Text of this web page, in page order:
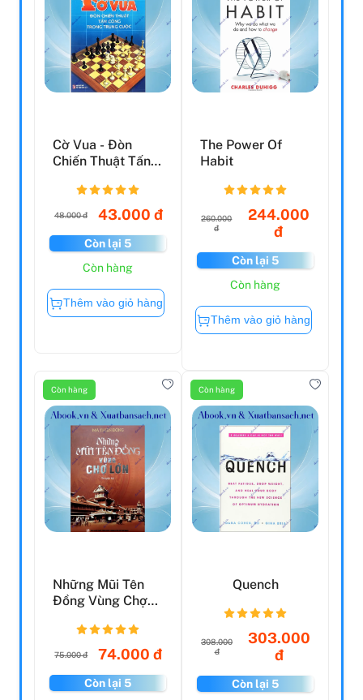
Cờ Vua - Đòn
Chiến Thuật Tấn
Cuộc...
48.000 đ 43.000 đ
Còn lại 5
Còn hàng
Thêm vào giỏ hàng
The Power Of
Habit
260.000
đ
244.000
đ
Còn lại 5
Còn hàng
Thêm vào giỏ hàng
Còn hàng
Những Mũi Tên
Đồng Vùng Chợ
75.000 đ 74.000 đ
Còn lại 5
Còn hàng
Quench
308.000
đ
303.000
đ
Còn lại 5